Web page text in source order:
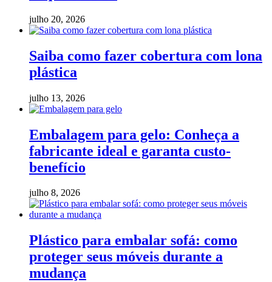
julho 20, 2026
Saiba como fazer cobertura com lona
plástica
julho 13, 2026
Embalagem para gelo: Conheça a
fabricante ideal e garanta custo-
benefício
julho 8, 2026
Plástico para embalar sofá: como
proteger seus móveis durante a
mudança